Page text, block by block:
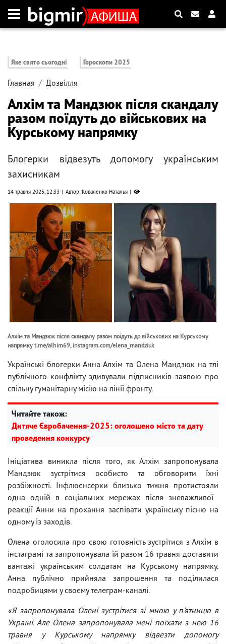
Яке свято сьогодні Гороскопи 2025
Главная Дозвілля
Алхім та Мандзюк після скандалу
разом поїдуть до військових на
Курському напрямку
Блогерки відвезуть допомогу українським
захисникам
14 травня 2025, 12:33 Автор: Коваленко Наталья
Алхім та Мандзюк після скандалу разом поїдуть до військових на Курському
напрямку t.me/alhim69, instagram.com/elena_mandziuk
Українські блогерки Анна Алхім та Олена Мандзюк на тлі
публічного конфлікту здивували підписників заявою про
спільну гуманітарну місію на лінії фронту.
Читайте також:
Дитяче Євробачення-2025: оголошено місто та дату
проведення конкурсу
Ініціатива виникла після того, як Алхім запропонувала
Мандзюк зустрітися особисто та обговорити їхні
розбіжності. Інфлюєнсерки близько тижня протистояли
одна одній в соціальних мережах після зневажливої ​​
реакції Анни на прохання заспівати українську пісню на
одному із заходів.
Олена оголосила про свою готовність зустрітися з Алхім в
інстаграмі та запропонувала їй разом 16 травня доставити
вантажі українським солдатам на Курському напрямку.
Анна публічно прийняла запрошення та поділилася
подробицями у своєму телеграм-каналі.
«Я запропонувала Олені зустрітися зі мною у п'ятницю в
Україні. Але Олена запропонувала мені поїхати з нею 16
травня у Курському напрямку відвезти допомогу